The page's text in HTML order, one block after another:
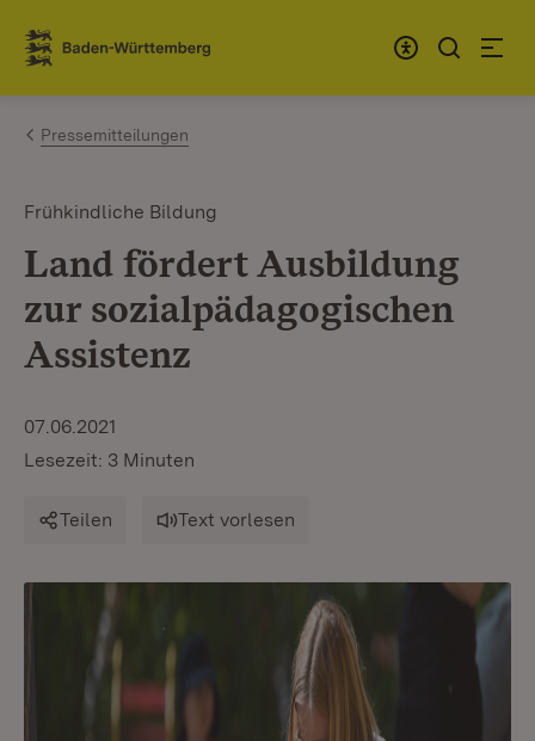
Zum Inhalt springen
Link zur Startseite
Pressemitteilungen
Frühkindliche Bildung
Land fördert Ausbildung
zur sozialpädagogischen
Assistenz
07.06.2021
Lesezeit: 3 Minuten
Teilen Text vorlesen